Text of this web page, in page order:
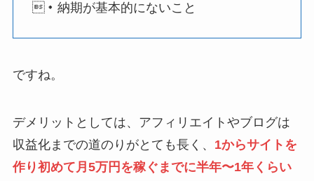
・納期が基本的にないこと
ですね。
デメリットとしては、アフィリエイトやブログは
収益化までの道のりがとても長く、 1からサイトを
作り初めて月5万円を稼ぐまでに半年〜1年くらい